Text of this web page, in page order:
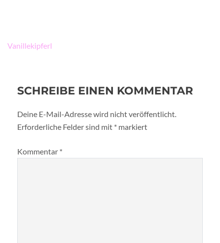
Beitragsnavigation
Vanillekipferl
SCHREIBE EINEN KOMMENTAR
Deine E-Mail-Adresse wird nicht veröffentlicht.
Erforderliche Felder sind mit * markiert
Kommentar *